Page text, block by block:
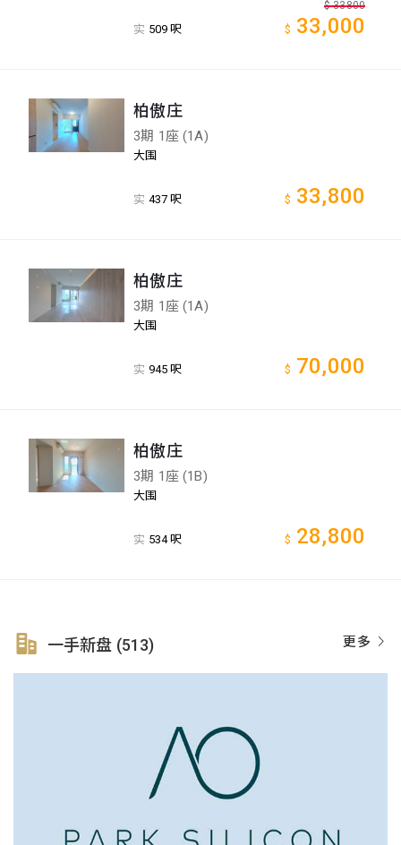
实 509 呎
$ 33800
$ 33,000
柏傲庄
3期 1座 (1A)
大围
实 437 呎 $ 33,800
柏傲庄
3期 1座 (1A)
大围
实 945 呎 $ 70,000
柏傲庄
3期 1座 (1B)
大围
实 534 呎 $ 28,800
更多
一手新盘 (513)